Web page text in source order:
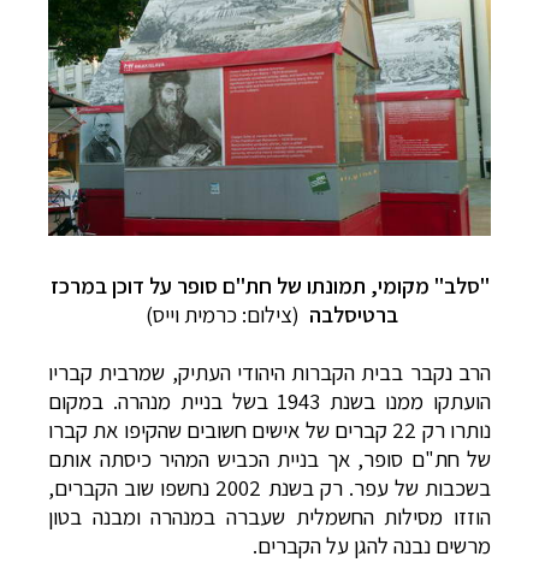
"סלב" מקומי, תמונתו של חת"ם סופר על דוכן במרכז
ברטיסלבה (צילום: כרמית וייס)
הרב נקבר בבית הקברות היהודי העתיק, שמרבית קבריו
הועתקו ממנו בשנת 1943 בשל בניית מנהרה. במקום
נותרו רק 22 קברים של אישים חשובים שהקיפו את קברו
של חת"ם סופר, אך בניית הכביש המהיר כיסתה אותם
בשכבות של עפר. רק בשנת 2002 נחשפו שוב הקברים,
הוזזו מסילות החשמלית שעברה במנהרה ומבנה בטון
מרשים נבנה להגן על הקברים.